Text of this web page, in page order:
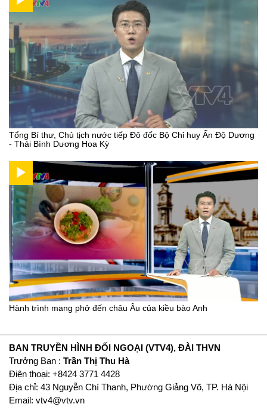
Tổng Bí thư, Chủ tịch nước tiếp Đô đốc Bộ Chỉ huy Ấn Độ Dương
- Thái Bình Dương Hoa Kỳ
Hành trình mang phở đến châu Âu của kiều bào Anh
BAN TRUYỀN HÌNH ĐỐI NGOẠI (VTV4), ĐÀI THVN
Trưởng Ban : Trần Thị Thu Hà
Ðiện thoại: +8424 3771 4428
Địa chỉ: 43 Nguyễn Chí Thanh, Phường Giảng Võ, TP. Hà Nội
Email: vtv4@vtv.vn